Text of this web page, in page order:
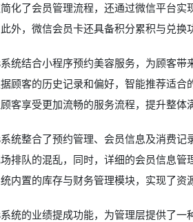
化了会员管理流程，还通过微信平台
外，微信会员卡还具备积分累积与兑换
统结合小程序预约美容服务，为顾客
顾客的历史记录和偏好，智能推荐适
客享受更加流畅的服务流程，提升整体
统整合了预约管理、会员信息及消费记
排队的混乱，同时，详细的会员信息
内置的库存与财务管理模块，实现了资
统的业绩提成功能，为管理层提供了